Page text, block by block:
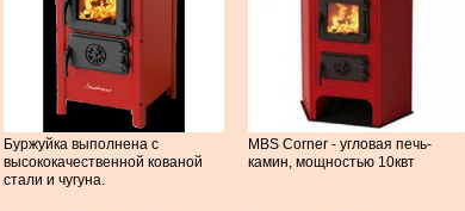
Буржуйка выполнена с
высококачественной кованой
стали и чугуна.
MBS Corner - угловая печь-
камин, мощностью 10квт